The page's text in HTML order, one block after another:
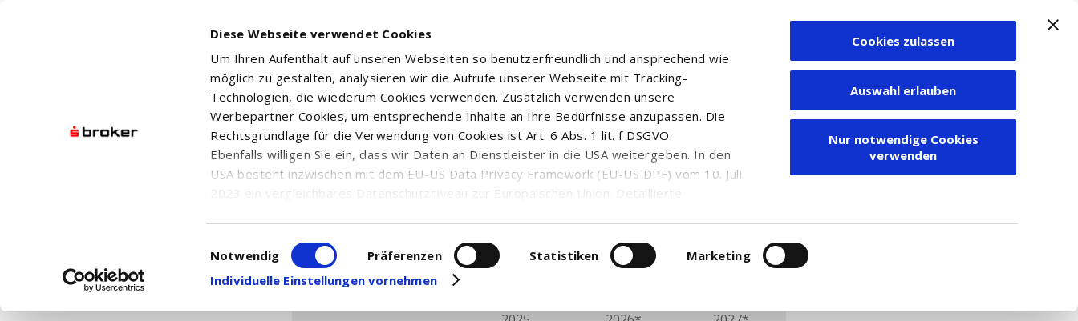
Diese Webseite verwendet Cookies
Um Ihren Aufenthalt auf unseren Webseiten so benutzerfreundlich und ansprechend wie
möglich zu gestalten, analysieren wir die Aufrufe unserer Webseite mit Tracking-
Technologien, die wiederum Cookies verwenden. Zusätzlich verwenden unsere
Werbepartner Cookies, um entsprechende Inhalte an Ihre Bedürfnisse anzupassen. Die
Rechtsgrundlage für die Verwendung von Cookies ist Art. 6 Abs. 1 lit. f DSGVO.
Ebenfalls willigen Sie ein, dass wir Daten an Dienstleister in die USA weitergeben. In den
USA besteht inzwischen mit dem EU-US Data Privacy Framework (EU-US DPF) vom 10. Juli
2023 ein vergleichbares Datenschutzniveau zur Europäischen Union. Detaillierte
in den USA, finden Sie auf unserer Seite zumDatenschutz. Dort können Sie Ihre
Einwilligung auch jederzeit widerrufen oder anpassen.
Einwilligungsauswahl
Notwendig Präferenzen Statistiken
Marketing
Individuelle Einstellungen vornehmen
Cookies zulassen
Auswahl erlauben
Nur notwendige Cookies
verwenden
Zum Depot
XTRACKERS STOXX GLOBAL SELECT DIVIDEND 100 SWAP UCITS ETF - 1D EUR DIS
Fundamentale Kennzahlen